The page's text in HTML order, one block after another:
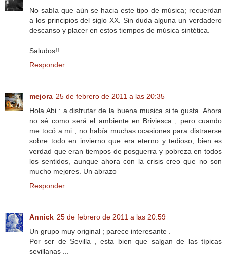
No sabía que aún se hacia este tipo de música; recuerdan
a los principios del siglo XX. Sin duda alguna un verdadero
descanso y placer en estos tiempos de música sintética.
Saludos!!
Responder
mejora 25 de febrero de 2011 a las 20:35
Hola Abi : a disfrutar de la buena musica si te gusta. Ahora
no sé como será el ambiente en Briviesca , pero cuando
me tocó a mi , no había muchas ocasiones para distraerse
sobre todo en invierno que era eterno y tedioso, bien es
verdad que eran tiempos de posguerra y pobreza en todos
los sentidos, aunque ahora con la crisis creo que no son
mucho mejores. Un abrazo
Responder
Annick 25 de febrero de 2011 a las 20:59
Un grupo muy original ; parece interesante .
Por ser de Sevilla , esta bien que salgan de las típicas
sevillanas ...